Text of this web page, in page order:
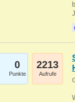
0
Punkte
2213
Aufrufe